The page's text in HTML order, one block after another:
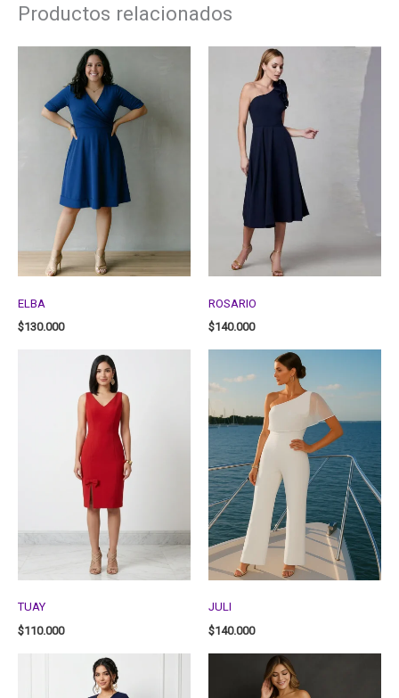
Productos relacionados
ELBA
$130.000
ROSARIO
$140.000
TUAY
$110.000
JULI
$140.000